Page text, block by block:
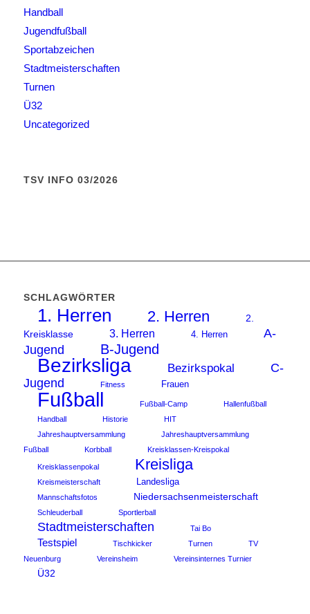
Handball
Jugendfußball
Sportabzeichen
Stadtmeisterschaften
Turnen
Ü32
Uncategorized
TSV INFO 03/2026
SCHLAGWÖRTER
1. Herren 2. Herren
2.
Kreisklasse
3. Herren 4. Herren
A-
Jugend
B-Jugend
Bezirksliga Bezirkspokal
C-
Jugend
Fitness Frauen
Fußball Fußball-Camp
Hallenfußball
Handball
Historie
HIT
Jahreshauptversammlung
Jahreshauptversammlung
Fußball
Korbball Kreisklassen-Kreispokal
Kreisklassenpokal Kreisliga
Kreismeisterschaft Landesliga
Mannschaftsfotos Niedersachsenmeisterschaft
Schleuderball Sportlerball
Stadtmeisterschaften Tai Bo
Testspiel Tischkicker Turnen
TV
Neuenburg
Vereinsheim Vereinsinternes Turnier
Ü32